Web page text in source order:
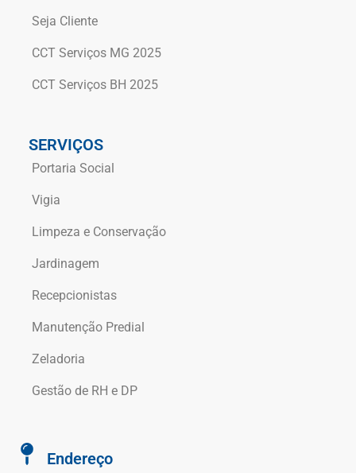
Seja Cliente
CCT Serviços MG 2025
CCT Serviços BH 2025
SERVIÇOS
Portaria Social
Vigia
Limpeza e Conservação
Jardinagem
Recepcionistas
Manutenção Predial
Zeladoria
Gestão de RH e DP
Endereço